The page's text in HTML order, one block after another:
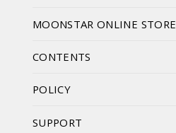
MOONSTAR ONLINE STORE
CONTENTS
POLICY
SUPPORT